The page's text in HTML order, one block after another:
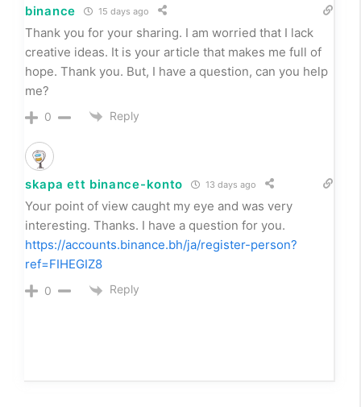
binance 15 days ago
Thank you for your sharing. I am worried that I lack
creative ideas. It is your article that makes me full of
hope. Thank you. But, I have a question, can you help
me?
0 Reply
skapa ett binance-konto 13 days ago
Your point of view caught my eye and was very
interesting. Thanks. I have a question for you.
https://accounts.binance.bh/ja/register-person?
ref=FIHEGIZ8
0 Reply